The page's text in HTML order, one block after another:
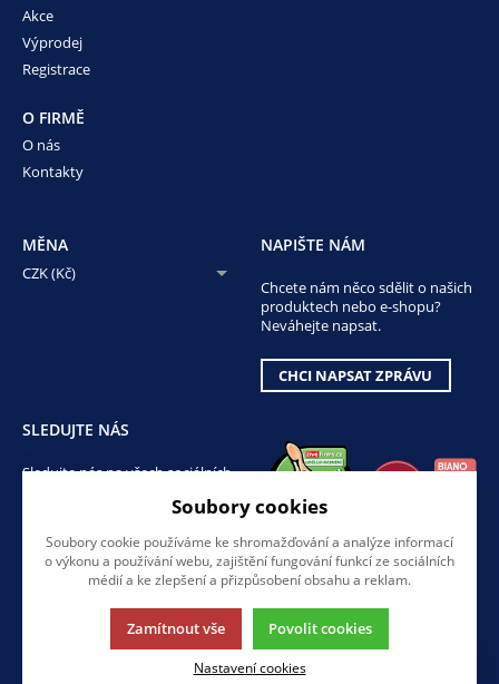
Akce
Výprodej
Registrace
O FIRMĚ
O nás
Kontakty
MĚNA
CZK (Kč)
NAPIŠTE NÁM
Chcete nám něco sdělit o našich
produktech nebo e-shopu?
Neváhejte napsat.
CHCI NAPSAT ZPRÁVU
SLEDUJTE NÁS
Sledujte nás na všech sociálních
Soubory cookies
Soubory cookie používáme ke shromažďování a analýze informací
o výkonu a používání webu, zajištění fungování funkcí ze sociálních
médií a ke zlepšení a přizpůsobení obsahu a reklam.
Zamítnout vše Povolit cookies
Nastavení cookies